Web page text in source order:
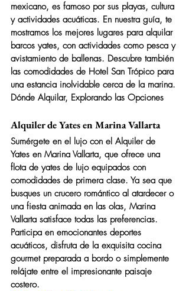
mexicano, es famoso por sus playas, cultura
y actividades acuáticas. En nuestra guía, te
mostramos los mejores lugares para alquilar
barcos yates, con actividades como pesca y
avistamiento de ballenas. Descubre también
las comodidades de Hotel San Trópico para
una estancia inolvidable cerca de la marina.
Dónde Alquilar, Explorando las Opciones
Alquiler de Yates en Marina Vallarta
Sumérgete en el lujo con el Alquiler de
Yates en Marina Vallarta, que ofrece una
flota de yates de lujo equipados con
comodidades de primera clase. Ya sea que
busques un crucero romántico al atardecer o
una fiesta animada en las olas, Marina
Vallarta satisface todas las preferencias.
Participa en emocionantes deportes
acuáticos, disfruta de la exquisita cocina
gourmet preparada a bordo o simplemente
relájate entre el impresionante paisaje
costero.